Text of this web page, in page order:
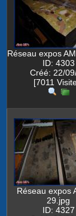
Réseau expos
ID: 4303
Créé: 22/
[7011
Réseau expos
29.jpg
ID: 4327